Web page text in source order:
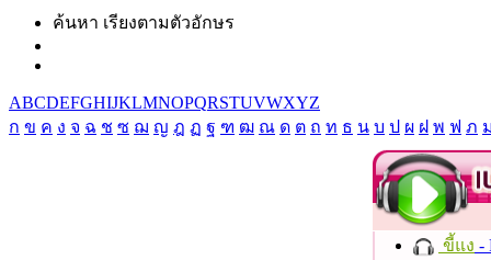
ค้นหา เรียงตามตัวอักษร
ABCDEFGHIJKLMNOPQRSTUVWXYZ
ก ข ค ง จ ฉ ช ซ ฌ ญ ฎ ฏ ฐ ฑ ฒ ณ ด ต ถ ท ธ น บ ป ผ ฝ พ ฟ ภ
ขี้แง -